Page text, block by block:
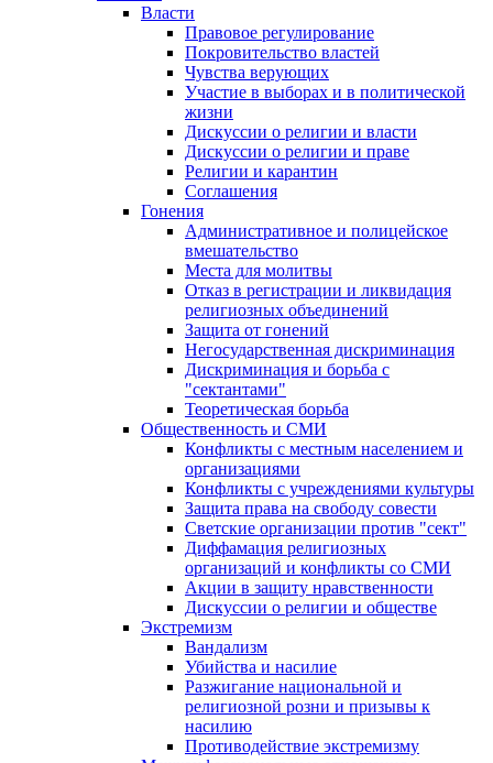
Власти
Правовое регулирование
Покровительство властей
Чувства верующих
Участие в выборах и в политической
жизни
Дискуссии о религии и власти
Дискуссии о религии и праве
Религии и карантин
Соглашения
Гонения
Административное и полицейское
вмешательство
Места для молитвы
Отказ в регистрации и ликвидация
религиозных объединений
Защита от гонений
Негосударственная дискриминация
Дискриминация и борьба с
"сектантами"
Теоретическая борьба
Общественность и СМИ
Конфликты с местным населением и
организациями
Конфликты с учреждениями культуры
Защита права на свободу совести
Светские организации против "сект"
Диффамация религиозных
организаций и конфликты со СМИ
Акции в защиту нравственности
Дискуссии о религии и обществе
Экстремизм
Вандализм
Убийства и насилие
Разжигание национальной и
религиозной розни и призывы к
насилию
Противодействие экстремизму